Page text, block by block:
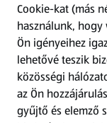
Kérdőív
Fizetési
ALDI utalványok
Cookie-kat (más
használunk,
Ön igényeihez
lehetővé teszik
közösségi
az Ön
gyűjtő és elemző